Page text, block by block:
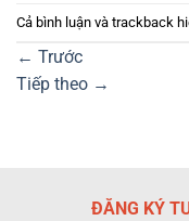
Cả bình luận và trackback
← Trước
Tiếp theo →
ĐĂNG KÝ